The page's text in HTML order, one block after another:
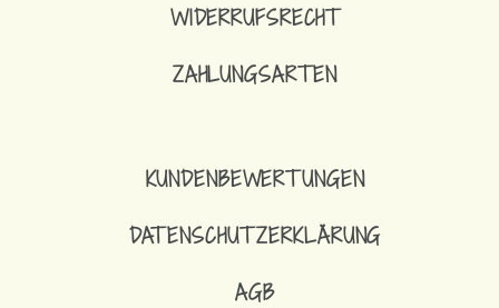
WIDERRUFSRECHT
ZAHLUNGSARTEN
KUNDENBEWERTUNGEN
DATENSCHUTZERKLÄRUNG
AGB